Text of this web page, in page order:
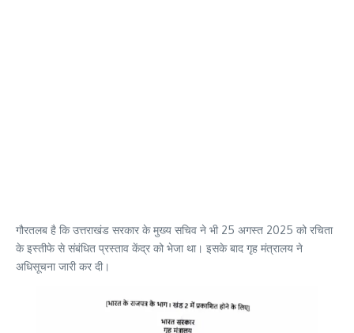
गौरतलब है कि उत्तराखंड सरकार के मुख्य सचिव ने भी 25 अगस्त 2025 को रचिता
के इस्तीफे से संबंधित प्रस्ताव केंद्र को भेजा था। इसके बाद गृह मंत्रालय ने
अधिसूचना जारी कर दी।